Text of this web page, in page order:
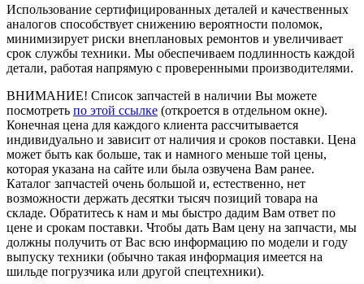
Использование сертифицированных деталей и качественных
аналогов способствует снижению вероятности поломок,
минимизирует риски внеплановых ремонтов и увеличивает
срок службы техники. Мы обеспечиваем подлинность каждой
детали, работая напрямую с проверенными производителями.
ВНИМАНИЕ! Список запчастей в наличии Вы можете
посмотреть по этой ссылке (откроется в отдельном окне).
Конечная цена для каждого клиента рассчитывается
индивидуально и зависит от наличия и сроков поставки. Цена
может быть как больше, так и намного меньше той цены,
которая указана на сайте или была озвучена Вам ранее.
Каталог запчастей очень большой и, естественно, нет
возможности держать десятки тысяч позиций товара на
складе. Обратитесь к нам и мы быстро дадим Вам ответ по
цене и срокам поставки. Чтобы дать Вам цену на запчасти, мы
должны получить от Вас всю информацию по модели и году
выпуску техники (обычно такая информация имеется на
шильде погрузчика или другой спецтехники).